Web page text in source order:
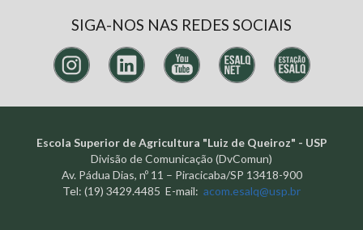
SIGA-NOS NAS REDES SOCIAIS
Escola Superior de Agricultura "Luiz de Queiroz" - USP
Divisão de Comunicação (DvComun)
Av. Pádua Dias, nº 11 – Piracicaba/SP 13418-900
Tel: (19) 3429.4485 E-mail: acom.esalq@usp.br